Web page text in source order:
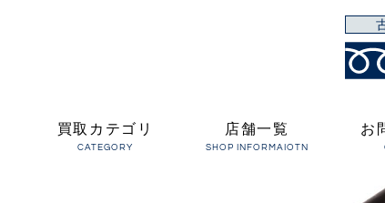
買取カテゴリ
CATEGORY
店舗一覧
SHOP INFORMAIOTN
お